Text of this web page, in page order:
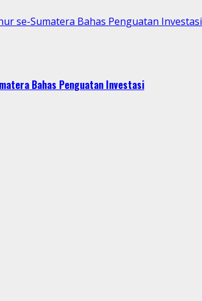
se-Sumatera Bahas Penguatan Investasi
Bahas Penguatan Investasi